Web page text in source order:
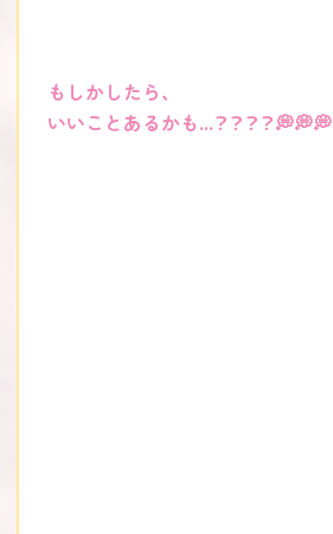
もしかしたら、
いいことあるかも...？？？？💭💭💭